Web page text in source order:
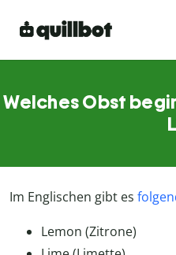
Welches Obst
Im Englischen gibt es
Lemon (Zitrone)